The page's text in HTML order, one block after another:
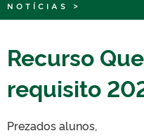
INTERNACIONAL
NOTÍCIAS >
Recurso
requisito
Prezados alunos,